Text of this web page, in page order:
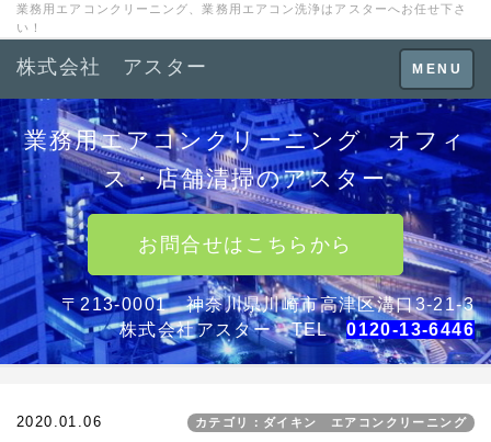
業務用エアコンクリーニング、業務用エアコン洗浄はアスターへお任せ下さ
い！
Toggle
navigation
MENU
株式会社 アスター
業務用エアコンクリーニング オフィ
ス・店舗清掃のアスター
お問合せはこちらから
〒213-0001 神奈川県川崎市高津区溝口3-21-3
株式会社アスター TEL0120-13-6446
2020.01.06 カテゴリ：ダイキン エアコンクリーニング